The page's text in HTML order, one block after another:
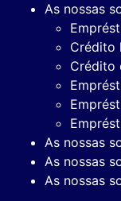
As nossas
Crédito
Crédito
As nossas
As nossas
As nossas